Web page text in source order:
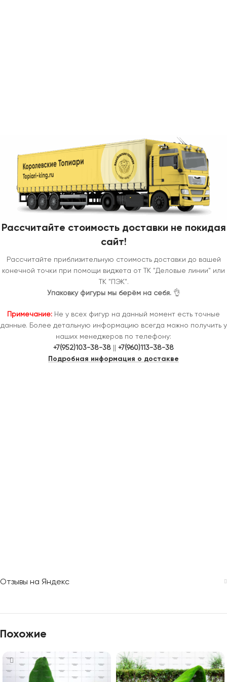
Рассчитайте стоимость доставки не покидая
сайт!
Рассчитайте приблизительную стоимость доставки до вашей
конечной точки при помощи виджета от ТК "Деловые линии" или
ТК "ПЭК".
Упаковку фигуры мы берём на себя.👌
Примечание: Не у всех фигур на данный момент есть точные
данные. Более детальную информацию всегда можно получить у
наших менеджеров по телефону:
+7(952)103-38-38 || +7(960)113-38-38
Подробная информация о достакве
Отзывы на Яндекс
Похожие